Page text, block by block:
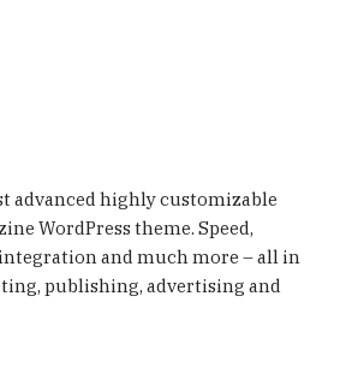
advanced highly customizable
WordPress theme. Speed,
integration and much more – all in
publishing, advertising and